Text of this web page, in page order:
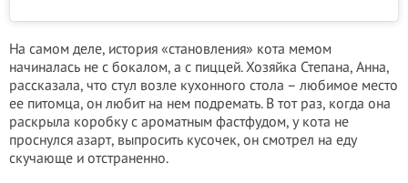
На самом деле, история «становления» кота мемом
начиналась не с бокалом, а с пиццей. Хозяйка Степана, Анна,
рассказала, что стул возле кухонного стола – любимое место
ее питомца, он любит на нем подремать. В тот раз, когда она
раскрыла коробку с ароматным фастфудом, у кота не
проснулся азарт, выпросить кусочек, он смотрел на еду
скучающе и отстраненно.